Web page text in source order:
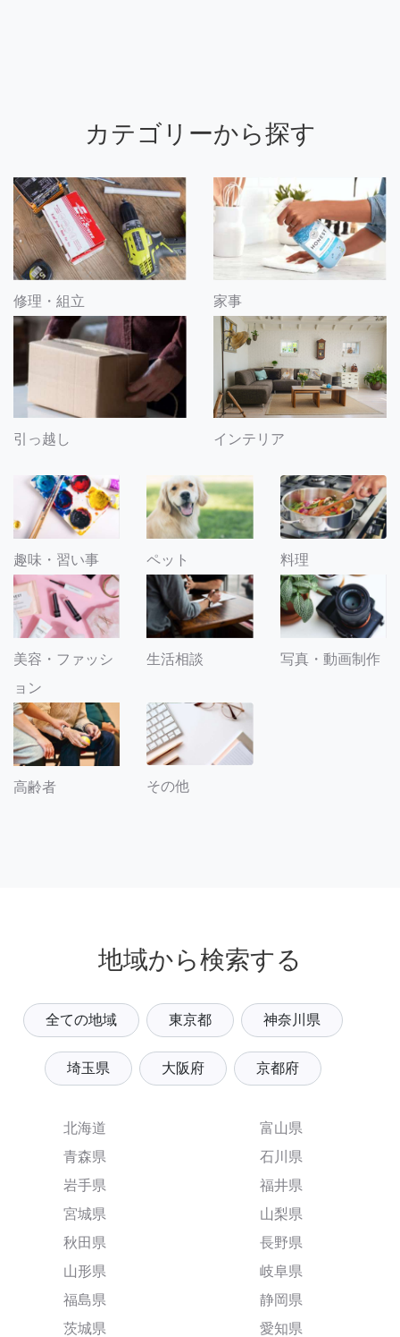
カテゴリーから探す
修理・組立 家事
引っ越し インテリア
趣味・習い事 ペット 料理
美容・ファッシ
ョン
生活相談 写真・動画制作
高齢者 その他
地域から検索する
全ての地域 東京都 神奈川県
埼玉県 大阪府 京都府
北海道
青森県
岩手県
宮城県
秋田県
山形県
福島県
茨城県
富山県
石川県
福井県
山梨県
長野県
岐阜県
静岡県
愛知県